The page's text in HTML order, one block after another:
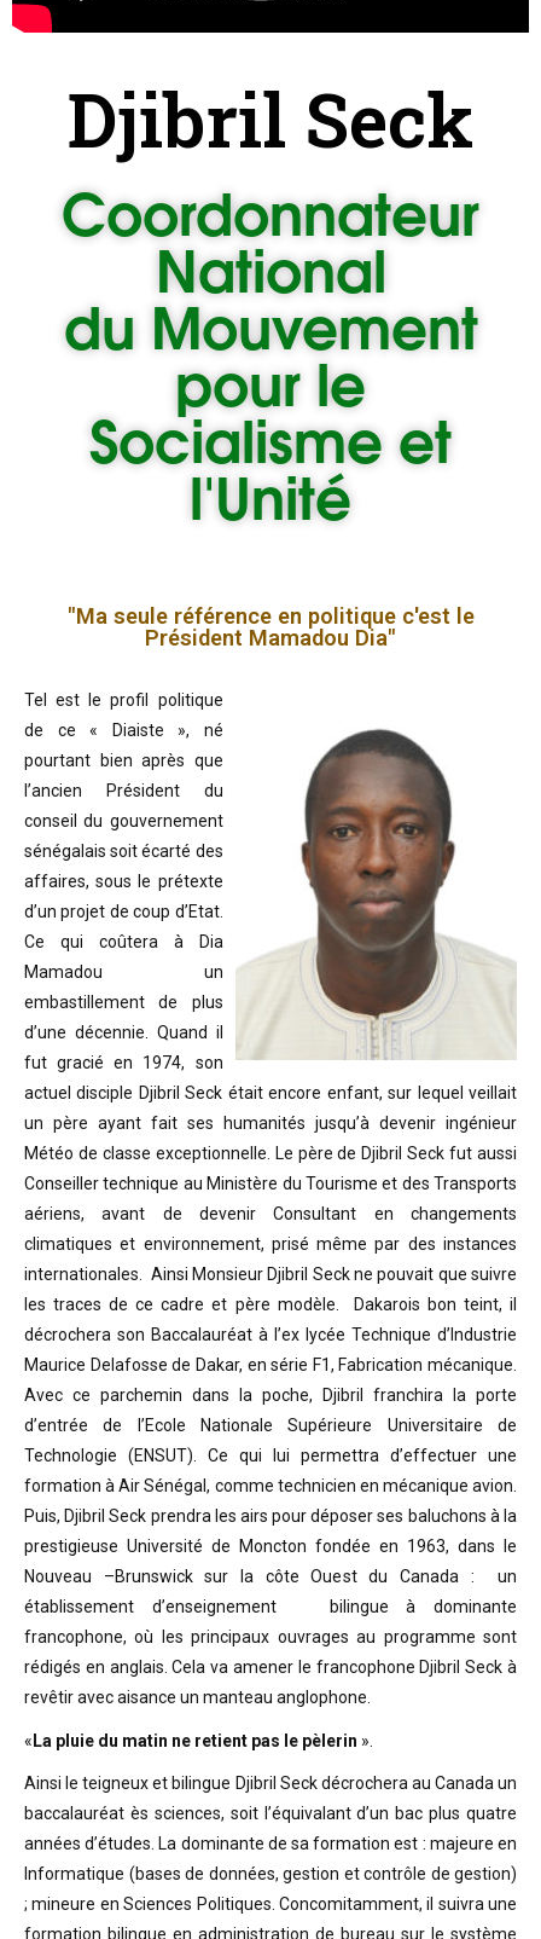
Djibril Seck
Coordonnateur
National
du Mouvement
pour le
Socialisme et
l'Unité
"Ma seule référence en politique c'est le
Président Mamadou Dia"
Tel est le profil politique
de ce « Diaiste », né
pourtant bien après que
l’ancien Président du
conseil du gouvernement
sénégalais soit écarté des
affaires, sous le prétexte
d’un projet de coup d’Etat.
Ce qui coûtera à Dia
Mamadou un
embastillement de plus
d’une décennie. Quand il
fut gracié en 1974, son
actuel disciple Djibril Seck était encore enfant, sur lequel veillait
un père ayant fait ses humanités jusqu’à devenir ingénieur
Météo de classe exceptionnelle. Le père de Djibril Seck fut aussi
Conseiller technique au Ministère du Tourisme et des Transports
aériens, avant de devenir Consultant en changements
climatiques et environnement, prisé même par des instances
internationales. Ainsi Monsieur Djibril Seck ne pouvait que suivre
les traces de ce cadre et père modèle. Dakarois bon teint, il
décrochera son Baccalauréat à l’ex lycée Technique d’Industrie
Maurice Delafosse de Dakar, en série F1, Fabrication mécanique.
Avec ce parchemin dans la poche, Djibril franchira la porte
d’entrée de l’Ecole Nationale Supérieure Universitaire de
Technologie (ENSUT). Ce qui lui permettra d’effectuer une
formation à Air Sénégal, comme technicien en mécanique avion.
Puis, Djibril Seck prendra les airs pour déposer ses baluchons à la
prestigieuse Université de Moncton fondée en 1963, dans le
Nouveau –Brunswick sur la côte Ouest du Canada : un
établissement d’enseignement bilingue à dominante
francophone, où les principaux ouvrages au programme sont
rédigés en anglais. Cela va amener le francophone Djibril Seck à
revêtir avec aisance un manteau anglophone.
«La pluie du matin ne retient pas le pèlerin ».
Ainsi le teigneux et bilingue Djibril Seck décrochera au Canada un
baccalauréat ès sciences, soit l’équivalant d’un bac plus quatre
années d’études. La dominante de sa formation est : majeure en
Informatique (bases de données, gestion et contrôle de gestion)
; mineure en Sciences Politiques. Concomitamment, il suivra une
formation bilingue en administration de bureau sur le système